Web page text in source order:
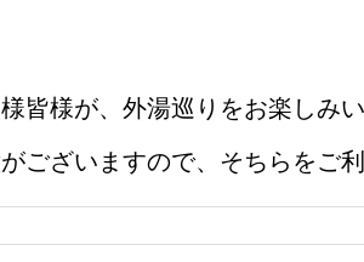
皆様が、外湯巡りをお楽しみ
ございますので、そちらをご